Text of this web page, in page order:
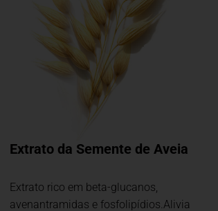
Extrato da Semente de Aveia
Extrato rico em beta-glucanos,
avenantramidas e fosfolipídios.Alivia